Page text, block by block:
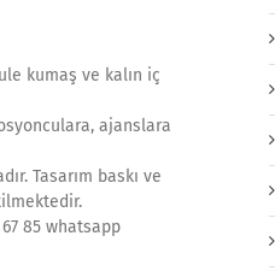
kumaş ve kalın iç
ajanslara
Tasarım baskı ve
85 whatsapp